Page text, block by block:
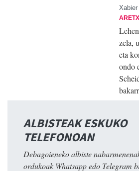
Xabier
zela,
eta
ondo
ALBISTEAK ESKUKO
TELEFONOAN
Debagoieneko albiste
ordukoak Whatsapp edo Telegram